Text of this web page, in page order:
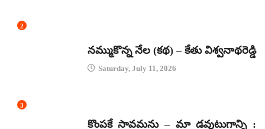
2
నమ్ముకొన్న నేల (కథ) – కేతు విశ్వనాథరెడ్డి
Saturday, July 11, 2026
3
కొంపకే సావమను – మా డవుటుగాన్ని :